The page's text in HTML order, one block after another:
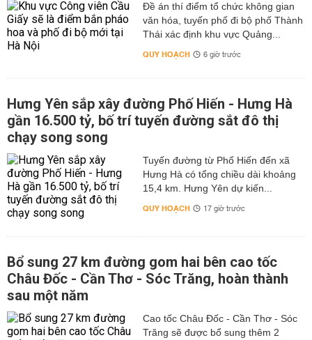
Đề án thí điểm tổ chức không gian
văn hóa, tuyến phố đi bộ phố Thành
Thái xác định khu vực Quảng...
QUY HOẠCH 6 giờ trước
Hưng Yên sắp xây đường Phố Hiến - Hưng Hà
gần 16.500 tỷ, bố trí tuyến đường sắt đô thị
chạy song song
Tuyến đường từ Phố Hiến đến xã
Hưng Hà có tổng chiều dài khoảng
15,4 km. Hưng Yên dự kiến...
QUY HOẠCH 17 giờ trước
Bổ sung 27 km đường gom hai bên cao tốc
Châu Đốc - Cần Thơ - Sóc Trăng, hoàn thành
sau một năm
Cao tốc Châu Đốc - Cần Thơ - Sóc
Trăng sẽ được bổ sung thêm 2